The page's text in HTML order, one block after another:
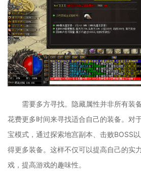
需要多方寻找。隐藏属性并非所有装
花费更多时间来寻找适合自己的装备。对
宝模式，通过探索地宫副本、击败BOSS
得更多装备。这样不仅可以提高自己的实
戏，提高游戏的趣味性。